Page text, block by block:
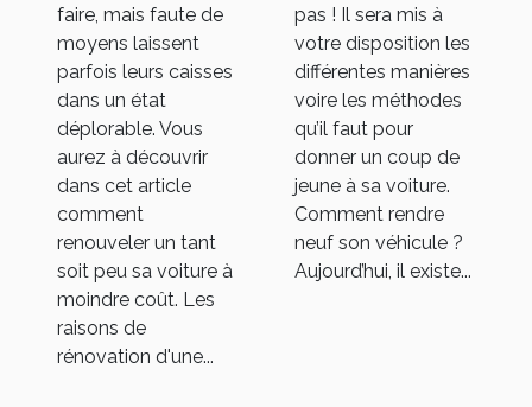
faire, mais faute de
moyens laissent
parfois leurs caisses
dans un état
déplorable. Vous
aurez à découvrir
dans cet article
comment
renouveler un tant
soit peu sa voiture à
moindre coût. Les
raisons de
rénovation d'une...
pas ! Il sera mis à
votre disposition les
différentes manières
voire les méthodes
qu’il faut pour
donner un coup de
jeune à sa voiture.
Comment rendre
neuf son véhicule ?
Aujourd’hui, il existe...